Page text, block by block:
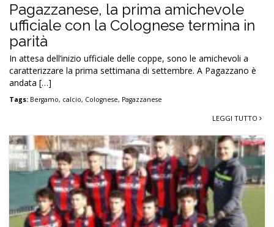
Pagazzanese, la prima amichevole
ufficiale con la Colognese termina in
parità
In attesa dell’inizio ufficiale delle coppe, sono le amichevoli a
caratterizzare la prima settimana di settembre. A Pagazzano è
andata […]
Tags: Bergamo, calcio, Colognese, Pagazzanese
LEGGI TUTTO